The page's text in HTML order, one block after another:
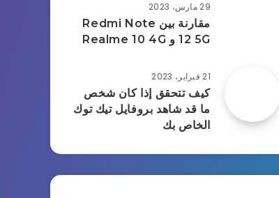
29 مارس، 2023
مقارنة بين Redmi Note
12 5G و Realme 10 4G
21 فبراير، 2023
كيف تتحقق إذا كان شخص
ما قد شاهد بروفايل تيك توك
الخاص بك